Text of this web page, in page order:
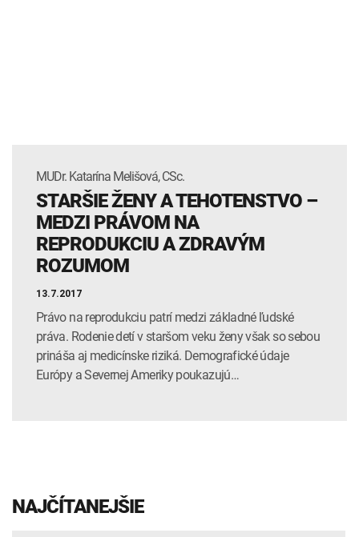
MUDr. Katarína Melišová, CSc.
STARŠIE ŽENY A TEHOTENSTVO –
MEDZI PRÁVOM NA
REPRODUKCIU A ZDRAVÝM
ROZUMOM
13.7.2017
Právo na reprodukciu patrí medzi základné ľudské
práva. Rodenie detí v staršom veku ženy však so sebou
prináša aj medicínske riziká. Demografické údaje
Európy a Severnej Ameriky poukazujú…
NAJČÍTANEJŠIE